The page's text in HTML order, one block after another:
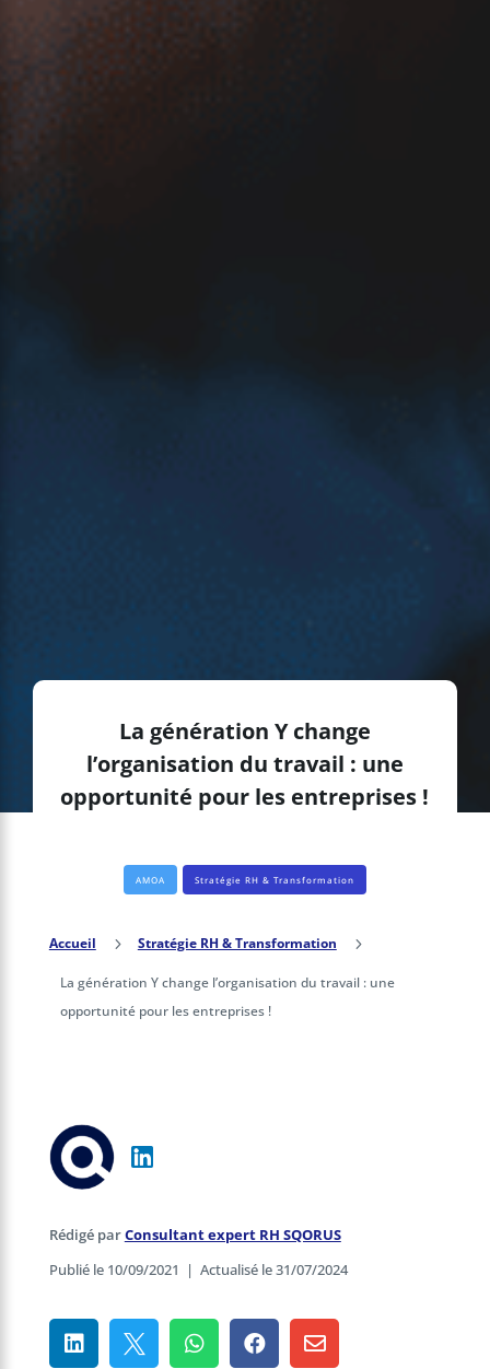
La génération Y change
l’organisation du travail : une
opportunité pour les entreprises !
AMOA Stratégie RH & Transformation
Accueil 5 Stratégie RH & Transformation 5
La génération Y change l’organisation du travail : une
opportunité pour les entreprises !
Rédigé parConsultant expert RH SQORUS
Publié le 10/09/2021 | Actualisé le 31/07/2024
    